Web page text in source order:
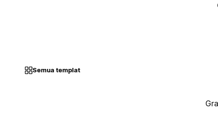
Semua templat